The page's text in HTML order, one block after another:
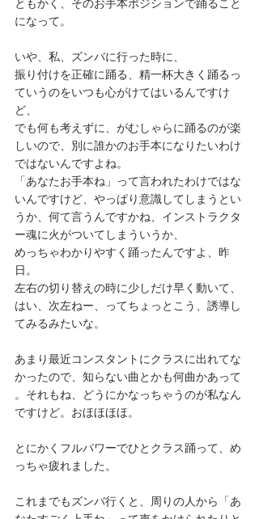
ともかく、そのお手本ポジションで踊ること
になって。
いや、私、ズンバに行った時に、
振り付けを正確に踊る、精一杯大きく踊るっ
ていうのをいつも心がけてはいるんですけ
ど、
でも何も考えずに、がむしゃらに踊るのが楽
しいので、別に誰かのお手本になりたいわけ
ではないんですよね。
「あなたお手本ね」って言われたわけではな
いんですけど、やっぱり意識してしまうとい
うか、何て言うんですかね、インストラクタ
ー魂に火がついてしまういうか、
めっちゃわかりやすく踊ったんですよ、昨
日。
左右の切り替えの時に少しだけ早く動いて、
はい、次左ねー、ってちょっとこう、誘導し
てみるみたいな。
あまり最近コンスタントにクラスに出れてな
かったので、知らない曲とかも何曲かあって
。それもね、どうにかなっちゃうのが私なん
ですけど。おほほほほ。
とにかくフルパワーでひとクラス踊って、め
っちゃ疲れました。
これまでもズンバ行くと、周りの人から「あ